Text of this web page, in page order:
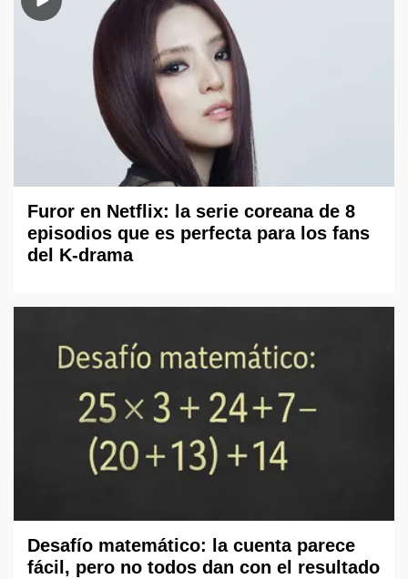
Furor en Netflix: la serie coreana de 8
episodios que es perfecta para los fans
del K-drama
Desafío matemático: la cuenta parece
fácil, pero no todos dan con el resultado